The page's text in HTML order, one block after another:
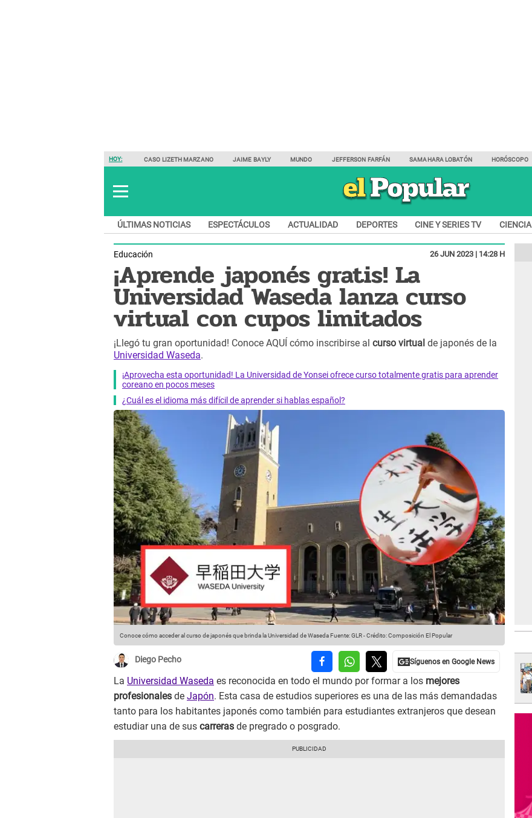
HOY: CASO LIZETH MARZANO JAIME BAYLY MUNDO JEFFERSON FARFÁN SAMAHARA LOBATÓN HORÓSCOPO
ÚLTIMAS NOTICIAS ESPECTÁCULOS ACTUALIDAD DEPORTES CINE Y SERIES TV CIENCIA
Educación 26 JUN 2023 | 14:28 H
¡Aprende japonés gratis! La
Universidad Waseda lanza curso
virtual con cupos limitados
¡Llegó tu gran oportunidad! Conoce AQUÍ cómo inscribirse al curso virtual de japonés de la
Universidad Waseda.
¡Aprovecha esta oportunidad! La Universidad de Yonsei ofrece curso totalmente gratis para aprender
coreano en pocos meses
¿Cuál es el idioma más difícil de aprender si hablas español?
Conoce cómo acceder al curso de japonés que brinda la Universidad de Waseda Fuente: GLR-Crédito: Composición El Popular
Diego Pecho
La Universidad Waseda es reconocida en todo el mundo por formar a los mejores
profesionales de Japón. Esta casa de estudios superiores es una de las más demandadas
tanto para los habitantes japonés como también para estudiantes extranjeros que desean
estudiar una de sus carreras de pregrado o posgrado.